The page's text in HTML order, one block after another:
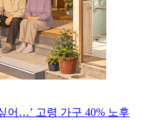
어…’ 고령 가구 40% 노후